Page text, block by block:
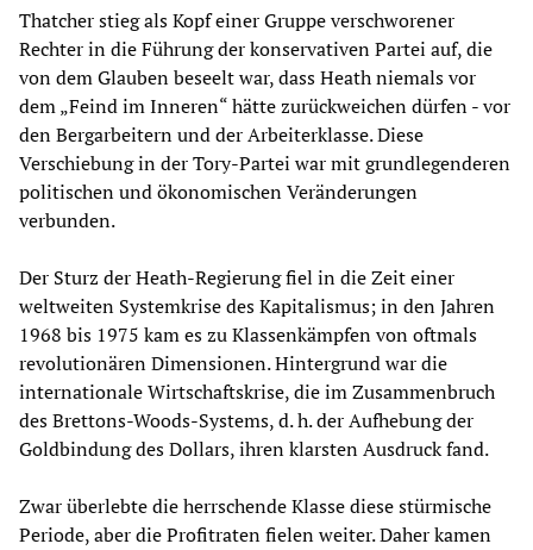
Thatcher stieg als Kopf einer Gruppe verschworener
Rechter in die Führung der konservativen Partei auf, die
von dem Glauben beseelt war, dass Heath niemals vor
dem „Feind im Inneren“ hätte zurückweichen dürfen - vor
den Bergarbeitern und der Arbeiterklasse. Diese
Verschiebung in der Tory-Partei war mit grundlegenderen
politischen und ökonomischen Veränderungen
verbunden.
Der Sturz der Heath-Regierung fiel in die Zeit einer
weltweiten Systemkrise des Kapitalismus; in den Jahren
1968 bis 1975 kam es zu Klassenkämpfen von oftmals
revolutionären Dimensionen. Hintergrund war die
internationale Wirtschaftskrise, die im Zusammenbruch
des Brettons-Woods-Systems, d. h. der Aufhebung der
Goldbindung des Dollars, ihren klarsten Ausdruck fand.
Zwar überlebte die herrschende Klasse diese stürmische
Periode, aber die Profitraten fielen weiter. Daher kamen